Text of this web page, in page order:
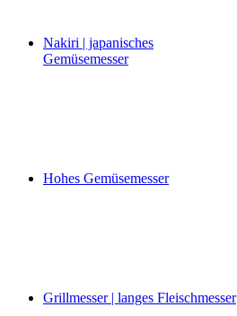
Nakiri | japanisches
Gemüsemesser
Hohes Gemüsemesser
Grillmesser | langes Fleischmesser